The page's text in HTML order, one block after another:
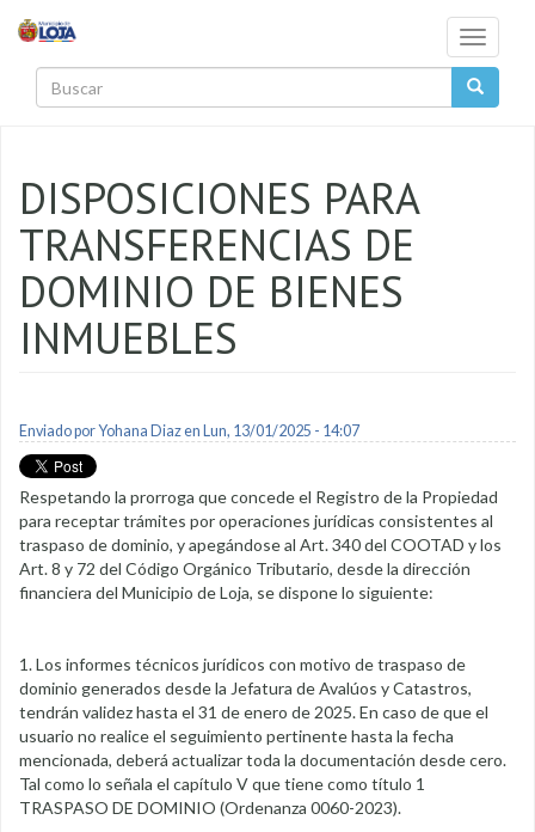
Toggle
DISPOSICIONES PARA
TRANSFERENCIAS DE
DOMINIO DE BIENES
INMUEBLES
Enviado porYohana Diazen Lun, 13/01/2025 - 14:07
Respetando la prorroga que concede el Registro de la Propiedad
para receptar trámites por operaciones jurídicas consistentes al
traspaso de dominio, y apegándose al Art. 340 del COOTAD y los
Art. 8 y 72 del Código Orgánico Tributario, desde la dirección
financiera del Municipio de Loja, se dispone lo siguiente:
1. Los informes técnicos jurídicos con motivo de traspaso de
dominio generados desde la Jefatura de Avalúos y Catastros,
tendrán validez hasta el 31 de enero de 2025. En caso de que el
usuario no realice el seguimiento pertinente hasta la fecha
mencionada, deberá actualizar toda la documentación desde cero.
Tal como lo señala el capítulo V que tiene como título 1
TRASPASO DE DOMINIO (Ordenanza 0060-2023).